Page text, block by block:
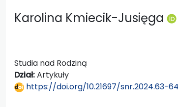
Karolina Kmiecik-Jusięga
Studia nad Rodziną
Dział:Artykuły
https://doi.org/10.21697/snr.2024.63-